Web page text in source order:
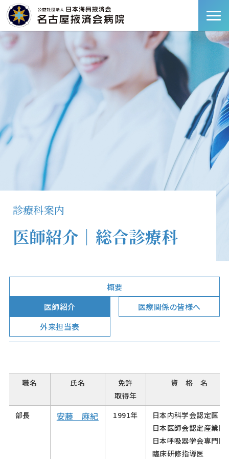
診療科案内
医師紹介｜総合診療科
概要
医師紹介
医療関係の皆様へ
外来担当表
職名 氏名
免許
取得年
資 格 名
部長 安藤 麻紀 1991年
日本内科学会認定医
日本医師会認定産業医
日本呼吸器学会専門医
臨床研修指導医